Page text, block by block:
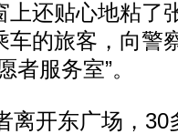
上还贴心地粘了
车的旅客，向警
者服务室”。
开东广场，30